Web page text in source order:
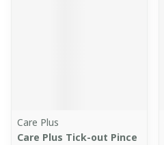
Care Plus
Care Plus Tick-out Pince